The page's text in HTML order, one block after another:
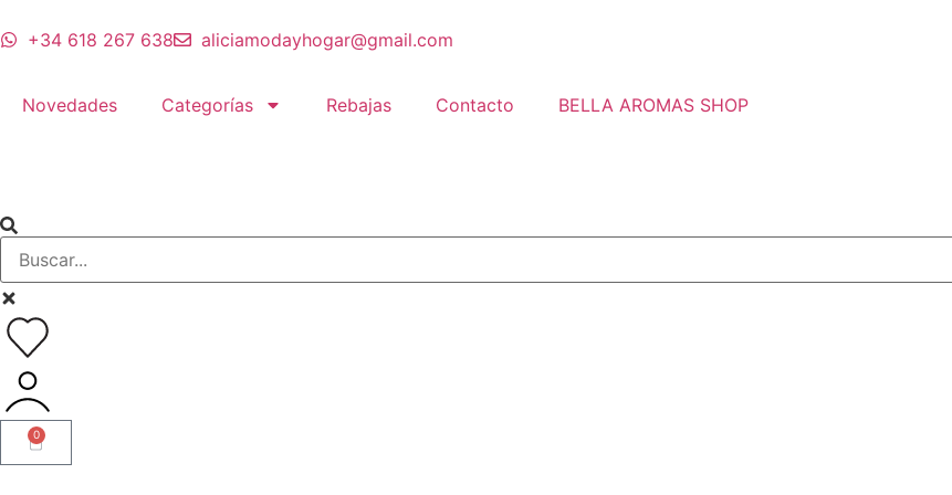
+34 618 267 638 aliciamodayhogar@gmail.com
Novedades Categorías Rebajas Contacto BELLA AROMAS SHOP
0